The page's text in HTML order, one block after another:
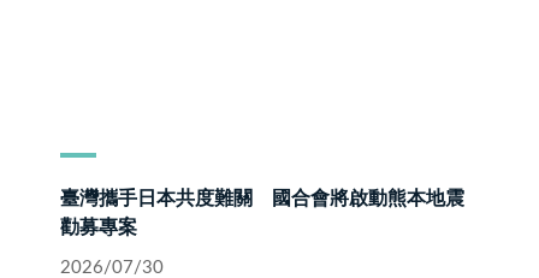
臺灣攜手日本共度難關 國合會將啟動熊本地震
勸募專案
2026/07/30